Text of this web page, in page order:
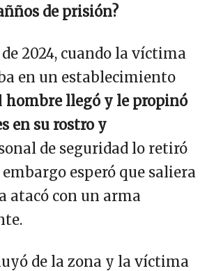
de prisión?
2024, cuando la víctima
en un establecimiento
hombre llegó y le propinó
en su rostro y
de seguridad lo retiró
esperó que saliera
atacó con un arma
de la zona y la víctima